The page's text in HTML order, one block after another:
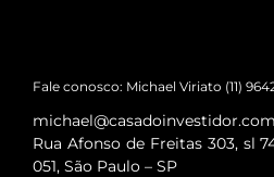
Fale conosco: Michael Viriato (11)
Rua Afonso de Freitas 303, sl
051, São Paulo – SP